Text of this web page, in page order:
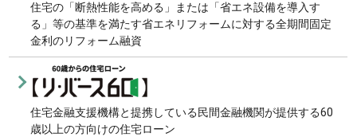
住宅の「断熱性能を高める」または「省エネ設備を導入す
る」等の基準を満たす省エネリフォームに対する全期間固定
金利のリフォーム融資
住宅金融支援機構と提携している民間金融機関が提供する60
歳以上の方向けの住宅ローン